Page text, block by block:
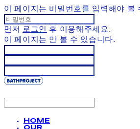
이 페이지는 비밀번호를 입력해야 볼
먼저 로그인 후 이용해주세요.
이 페이지는 만 볼 수 있습니다.
HOME